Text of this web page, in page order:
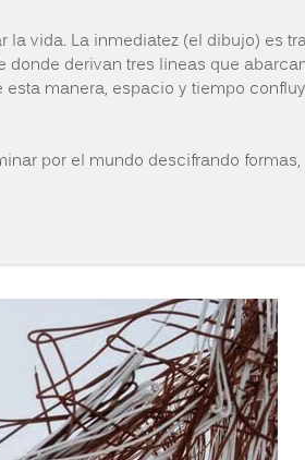
vida. La inmediatez (el dibujo) es
derivan tres líneas que
esta manera, espacio y tiempo
por el mundo descifrando formas,